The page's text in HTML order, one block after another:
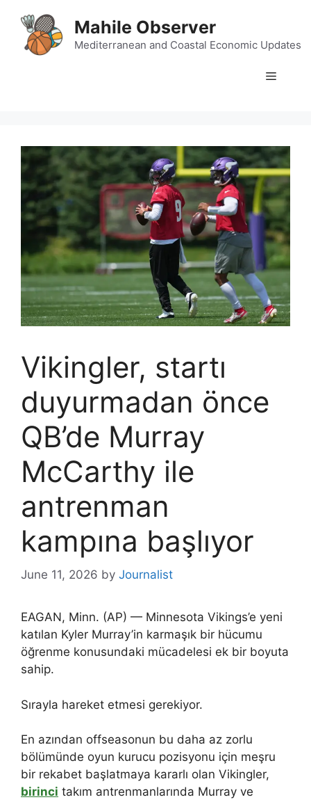
content
Mahile Observer
Mediterranean and Coastal Economic Updates
Menu
Vikingler, startı
duyurmadan önce
QB’de Murray
McCarthy ile
antrenman
kampına başlıyor
June 11, 2026 by Journalist
EAGAN, Minn. (AP) — Minnesota Vikings’e yeni
katılan Kyler Murray’in karmaşık bir hücumu
öğrenme konusundaki mücadelesi ek bir boyuta
sahip.
Sırayla hareket etmesi gerekiyor.
En azından offseasonun bu daha az zorlu
bölümünde oyun kurucu pozisyonu için meşru
bir rekabet başlatmaya kararlı olan Vikingler,
birinci takım antrenmanlarında Murray ve